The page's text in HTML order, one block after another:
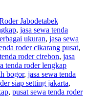
Jabodetabek
, jasa sewa tenda
ukuran, jasa sewa
roder cikarang pusat,
roder cirebon, jasa
tenda roder lengkap
bogor, jasa sewa tenda
siap setting jakarta,
, pusat sewa tenda roder